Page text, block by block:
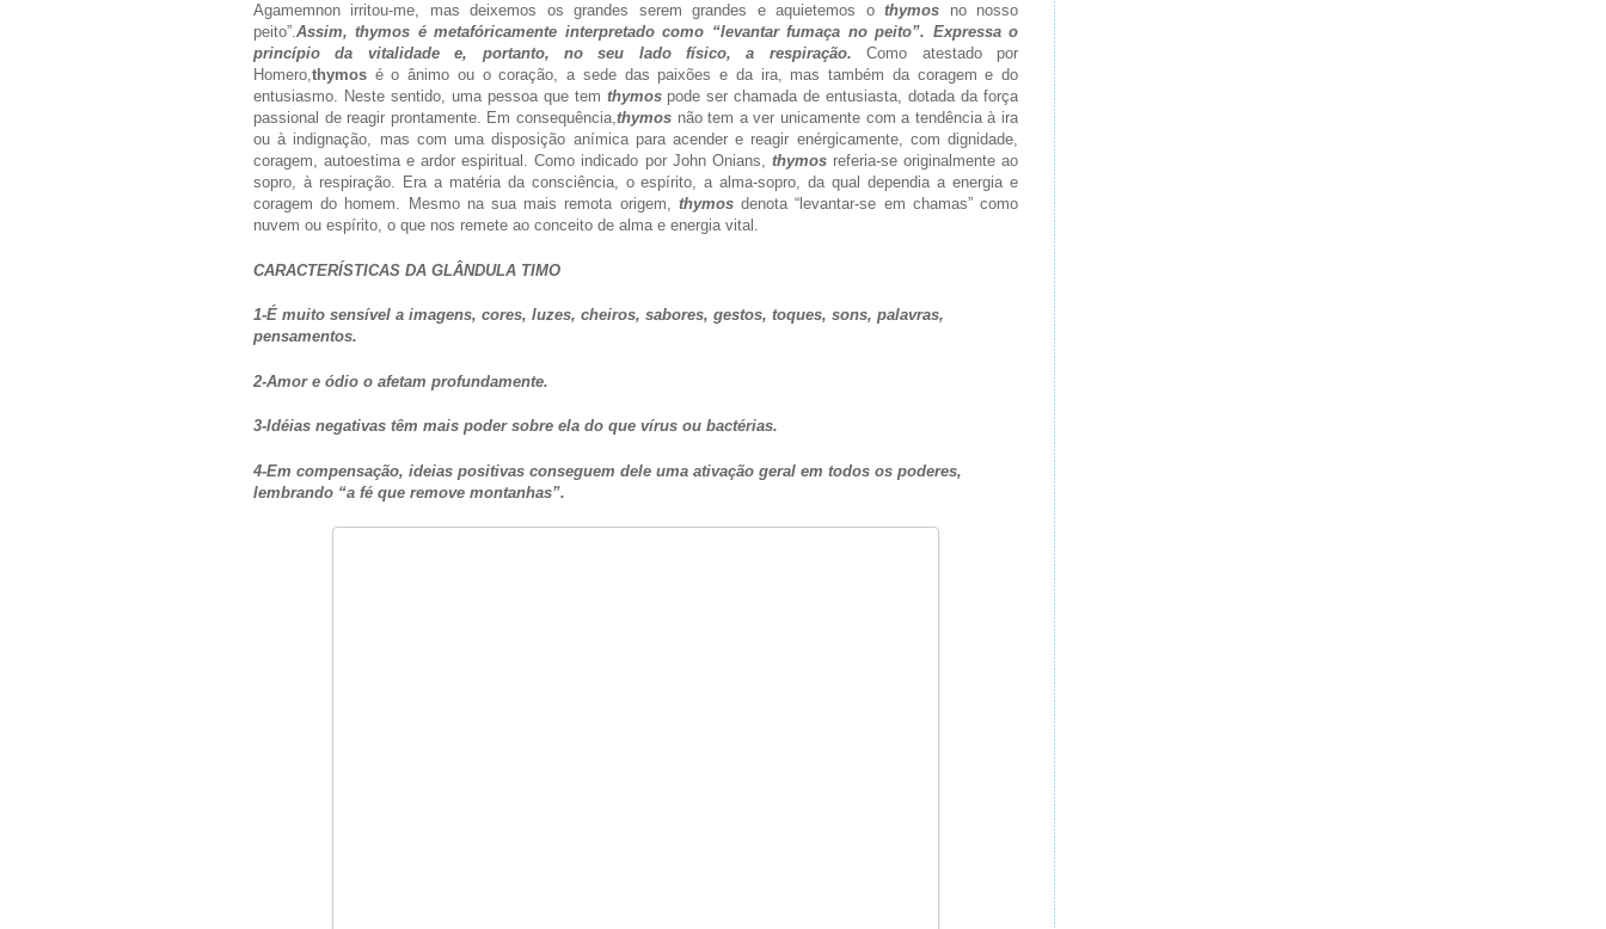
Agamemnon irritou-me, mas deixemos os grandes serem grandes e aquietemos o thymos no nosso
peito”.Assim, thymos é metafóricamente interpretado como “levantar fumaça no peito”. Expressa o
princípio da vitalidade e, portanto, no seu lado físico, a respiração.
Como atestado por
Homero,thymos é o ânimo ou o coração, a sede das paixões e da ira, mas também da coragem e do
entusiasmo. Neste sentido, uma pessoa que tem thymos pode ser chamada de entusiasta, dotada da força
passional de reagir prontamente. Em consequência,thymos não tem a ver unicamente com a tendência à ira
ou à indignação, mas com uma disposição anímica para acender e reagir enérgicamente, com dignidade,
coragem, autoestima e ardor espiritual. Como indicado por John Onians, thymosreferia-se originalmente ao
sopro, à respiração. Era a matéria da consciência, o espírito, a alma-sopro, da qual dependia a energia e
coragem do homem. Mesmo na sua mais remota origem, thymosdenota “levantar-se em chamas” como
nuvem ou espírito, o que nos remete ao conceito de alma e energia vital.
CARACTERÍSTICAS DA GLÂNDULA TIMO
1-É muito sensível a imagens, cores, luzes, cheiros, sabores, gestos, toques, sons, palavras,
pensamentos.
2-Amor e ódio o afetam profundamente.
3-Idéias negativas têm mais poder sobre ela do que vírus ou bactérias.
4-Em compensação, ideias positivas conseguem dele uma ativação geral em todos os poderes,
lembrando “a fé que remove montanhas”.